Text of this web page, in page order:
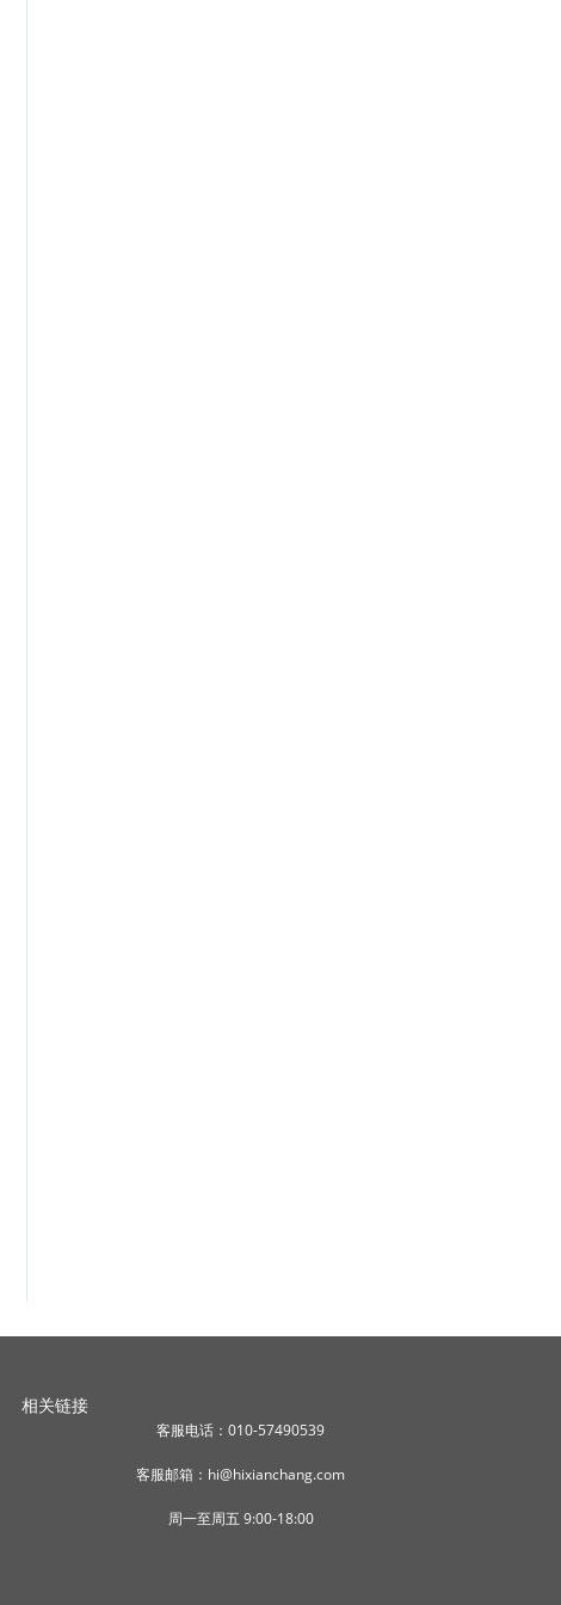
相关链接
客服电话：010-57490539
客服邮箱：hi@hixianchang.com
周一至周五 9:00-18:00